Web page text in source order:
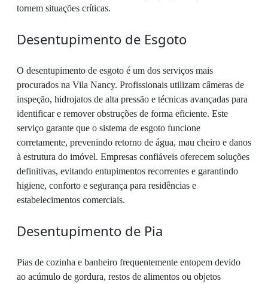
tornem situações críticas.
Desentupimento de Esgoto
O desentupimento de esgoto é um dos serviços mais
procurados na Vila Nancy. Profissionais utilizam câmeras de
inspeção, hidrojatos de alta pressão e técnicas avançadas para
identificar e remover obstruções de forma eficiente. Este
serviço garante que o sistema de esgoto funcione
corretamente, prevenindo retorno de água, mau cheiro e danos
à estrutura do imóvel. Empresas confiáveis oferecem soluções
definitivas, evitando entupimentos recorrentes e garantindo
higiene, conforto e segurança para residências e
estabelecimentos comerciais.
Desentupimento de Pia
Pias de cozinha e banheiro frequentemente entopem devido
ao acúmulo de gordura, restos de alimentos ou objetos